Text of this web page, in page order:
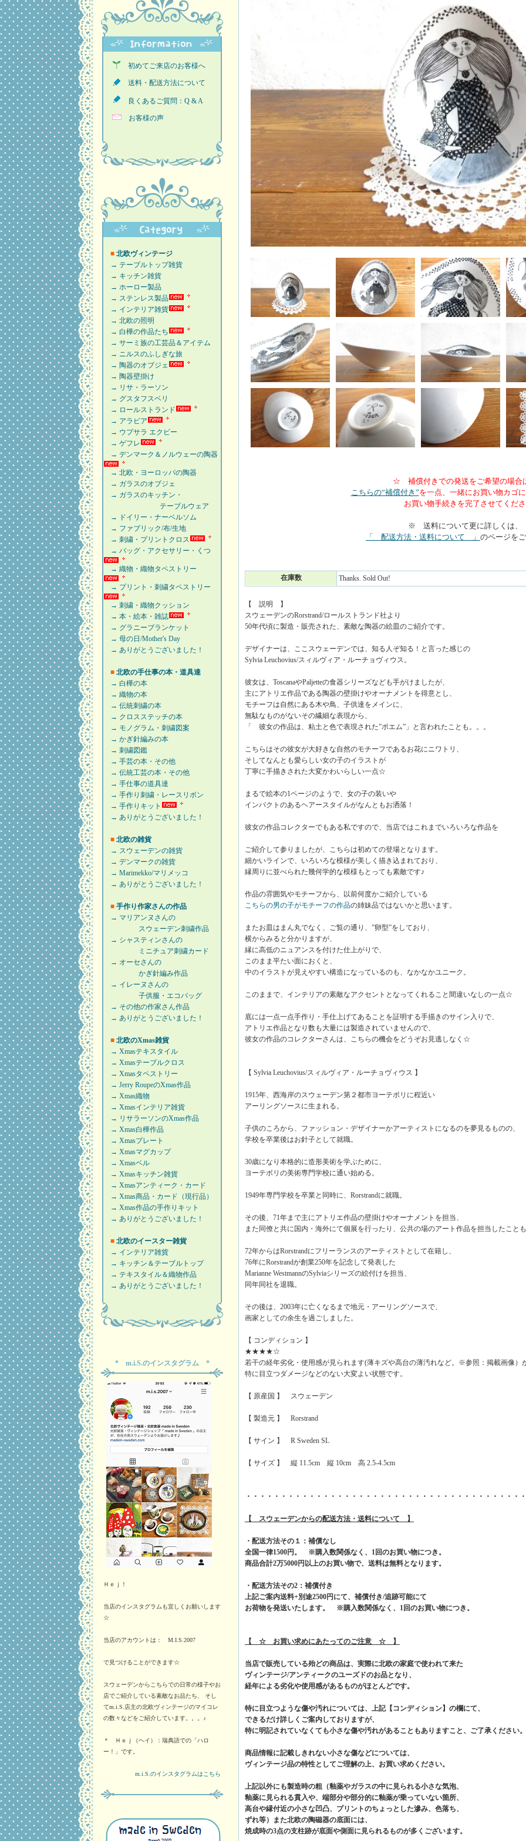
初めてご来店のお客様へ
送料・配送方法について
良くあるご質問：Q & A
お客様の声
■ 北欧ヴィンテージ
→ テーブルトップ雑貨
→ キッチン雑貨
→ ホーロー製品
→ ステンレス製品
→ インテリア雑貨
→ 北欧の照明
→ 白樺の作品たち
→ サーミ族の工芸品＆アイテム
→ ニルスのふしぎな旅
→ 陶器のオブジェ
→ 陶器壁掛け
→ リサ・ラーソン
→ グスタフスベリ
→ ロールストランド
→ アラビア
→ ウプサラ エクビー
→ ゲフレ
→ デンマーク＆ノルウェーの陶器
→ 北欧・ヨーロッパの陶器
→ ガラスのオブジェ
→ ガラスのキッチン・
テーブルウェア
→ ドイリー・ナーベルソム
→ ファブリック/布/生地
→ 刺繍・プリントクロス
→ バッグ・アクセサリー・くつ
→ 織物・織物タペストリー
→ プリント・刺繍タペストリー
→ 刺繍・織物クッション
→ 本・絵本・雑誌
→ グラニーブランケット
→ 母の日/Mother's Day
→ ありがとうございました！
■ 北欧の手仕事の本・道具達
→ 白樺の本
→ 織物の本
→ 伝統刺繍の本
→ クロスステッチの本
→ モノグラム・刺繍図案
→ かぎ針編みの本
→ 刺繍図鑑
→ 手芸の本・その他
→ 伝統工芸の本・その他
→ 手仕事の道具達
→ 手作り刺繍・レースリボン
→ 手作りキット
→ ありがとうございました！
■ 北欧の雑貨
→ スウェーデンの雑貨
→ デンマークの雑貨
→ Marimekko/マリメッコ
→ ありがとうございました！
■ 手作り作家さんの作品
→ マリアンヌさんの
スウェーデン刺繍作品
→ シャスティンさんの
ミニチュア刺繍カード
→ オーセさんの
かぎ針編み作品
→ イレーヌさんの
子供服・エコバッグ
→ その他の作家さん作品
→ ありがとうございました！
■ 北欧のXmas雑貨
→ Xmasテキスタイル
→ Xmasテーブルクロス
→ Xmasタペストリー
→ Jerry RoupeのXmas作品
→ Xmas織物
→ Xmasインテリア雑貨
→ リサラーソンのXmas作品
→ Xmas白樺作品
→ Xmasプレート
→ Xmasマグカップ
→ Xmasベル
→ Xmasキッチン雑貨
→ Xmasアンティーク・カード
→ Xmas商品・カード（現行品）
→ Xmas作品の手作りキット
→ ありがとうございました！
■ 北欧のイースター雑貨
→ インテリア雑貨
→ キッチン＆テーブルトップ
→ テキスタイル＆織物作品
→ ありがとうございました！
* m.i.S.のインスタグラム *
Ｈｅｊ！
当店のインスタグラムも宜しくお願いします
☆
当店のアカウントは： M.I.S.2007
で見つけることができます☆
スウェーデンからこちらでの日常の様子やお
店でご紹介している素敵なお品たち、 そし
てm.i.S.店主の北欧ヴィンテージのマイコレ
の数々などをご紹介しています。。。♪
＊ Ｈｅｊ（ヘイ）：瑞典語での「ハロ
ー！」です。
m.i.S.のインスタグラムはこちら
☆ 補償付きでの発送をご希望の場合
こちらの“補償付き”を一点、一緒にお買い物カゴ
お買い物手続きを完了させてくだ
※ 送料について更に詳しくは、
「 配送方法・送料について 」 のページを
在庫数 Thanks. Sold Out!
【 説明 】
スウェーデンのRorstrand/ロールストランド社より
50年代頃に製造・販売された、素敵な陶器の絵皿のご紹介です。
デザイナーは、ここスウェーデンでは、知る人ぞ知る！と言った感じの
Sylvia Leuchovius/スィルヴィア・ルーチョヴィウス。
彼女は、ToscanaやPaljetteの食器シリーズなども手がけましたが、
主にアトリエ作品である陶器の壁掛けやオーナメントを得意とし、
モチーフは自然にある木や鳥、子供達をメインに、
無駄なものがないその繊細な表現から、
「 彼女の作品は、粘土と色で表現された”ポエム”」と言われたことも。。。
こちらはその彼女が大好きな自然のモチーフであるお花にニワトリ、
そしてなんとも愛らしい女の子のイラストが
丁寧に手描きされた大変かわいらしい一点☆
まるで絵本の1ページのようで、女の子の装いや
インパクトのあるヘアースタイルがなんともお洒落！
彼女の作品コレクターでもある私ですので、当店ではこれまでいろいろな作品を
ご紹介して参りましたが、こちらは初めての登場となります。
細かいラインで、いろいろな模様が美しく描き込まれており、
縁周りに並べられた幾何学的な模様もとっても素敵です♪
作品の雰囲気やモチーフから、以前何度かご紹介している
こちらの男の子がモチーフの作品の姉妹品ではないかと思います。
またお皿はまん丸でなく、ご覧の通り、”卵型”をしており、
横からみると分かりますが、
縁に高低のニュアンスを付けた仕上がりで、
このまま平たい面におくと、
中のイラストが見えやすい構造になっているのも、なかなかユニーク。
このままで、インテリアの素敵なアクセントとなってくれること間違いなしの一点☆
底には一点一点手作り・手仕上げてあることを証明する手描きのサイン入りで、
アトリエ作品となり数も大量には製造されていませんので、
彼女の作品のコレクターさんは、こちらの機会をどうぞお見逃しなく☆
【 Sylvia Leuchovius/スィルヴィア・ルーチョヴィウス 】
1915年、西海岸のスウェーデン第２都市ヨーテボリに程近い
アーリングソースに生まれる。
子供のころから、ファッション・デザイナーかアーティストになるのを夢見るものの、
学校を卒業後はお針子として就職。
30歳になり本格的に造形美術を学ぶために、
ヨーテボリの美術専門学校に通い始める。
1949年専門学校を卒業と同時に、Rorstrandに就職。
その後、71年まで主にアトリエ作品の壁掛けやオーナメントを担当、
また同僚と共に国内・海外にて個展を行ったり、公共の場のアート作品を担当したこと
72年からはRorstrandにフリーランスのアーティストとして在籍し、
76年にRorstrandが創業250年を記念して発表した
Marianne WestmannのSylviaシリーズの絵付けを担当、
同年同社を退職。
その後は、2003年に亡くなるまで地元・アーリングソースで、
画家としての余生を過ごしました。
【 コンディション 】
★★★★☆
若干の経年劣化・使用感が見られます(薄キズや高台の薄汚れなど。※参照：掲載画像）
特に目立つダメージなどのない大変よい状態です。
【 原産国 】 スウェーデン
【 製造元 】 Rorstrand
【 サイン 】 R Sweden SL
【 サイズ 】 縦 11.5cm 縦 10cm 高 2.5-4.5cm
・・・・・・・・・・・・・・・・・・・・・・・・・・・・・・・・・・・・・・・・
【 スウェーデンからの配送方法・送料について 】
・配送方法その１：補償なし
全国一律1500円。 ※購入数関係なく、1回のお買い物につき。
商品合計2万5000円以上のお買い物で、送料は無料となります。
・配送方法その2：補償付き
上記ご案内送料+別途2500円にて、補償付き/追跡可能にて
お荷物を発送いたします。 ※購入数関係なく、1回のお買い物につき。
【 ☆ お買い求めにあたってのご注意 ☆ 】
当店で販売している殆どの商品は、実際に北欧の家庭で使われて来た
ヴィンテージ/アンティークのユーズドのお品となり、
経年による劣化や使用感があるものがほとんどです。
特に目立つような傷や汚れについては、上記【コンディション】の欄にて、
できるだけ詳しくご案内しておりますが、
特に明記されていなくても小さな傷や汚れがあることもありますこと、ご了承ください。
商品情報に記載しきれない小さな傷などについては、
ヴィンテージ品の特性としてご理解の上、お買い求めください。
上記以外にも製造時の粗（釉薬やガラスの中に見られる小さな気泡、
釉薬に見られる貫入や、端部分や部分的に釉薬が乗っていない箇所、
高台や縁付近の小さな凹凸、プリントのちょっとした滲み、色落ち、
ずれ等）また北欧の陶磁器の底面には、
焼成時の3点の支柱跡が底面や側面に見られるものが多くございます。